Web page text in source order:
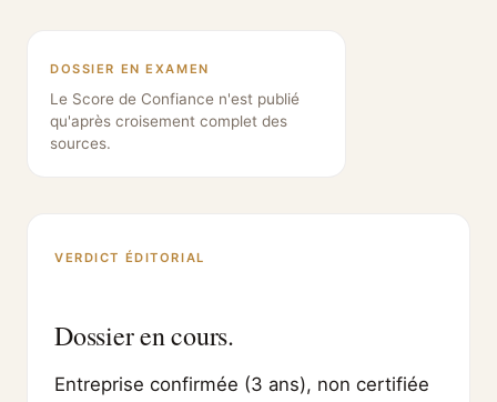
DOSSIER EN EXAMEN
Le Score de Confiance n'est publié
qu'après croisement complet des
sources.
VERDICT ÉDITORIAL
Dossier en cours.
Entreprise confirmée (3 ans), non certifiée